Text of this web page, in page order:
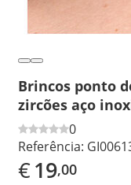
Brincos ponto
zircões aço
0
Referência:
€19,00